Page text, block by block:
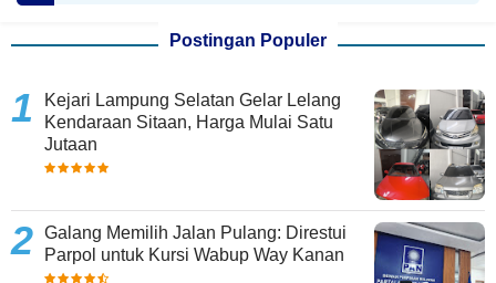
Postingan Populer
Kejari Lampung Selatan Gelar Lelang
Kendaraan Sitaan, Harga Mulai Satu
Jutaan
Galang Memilih Jalan Pulang: Direstui
Parpol untuk Kursi Wabup Way Kanan